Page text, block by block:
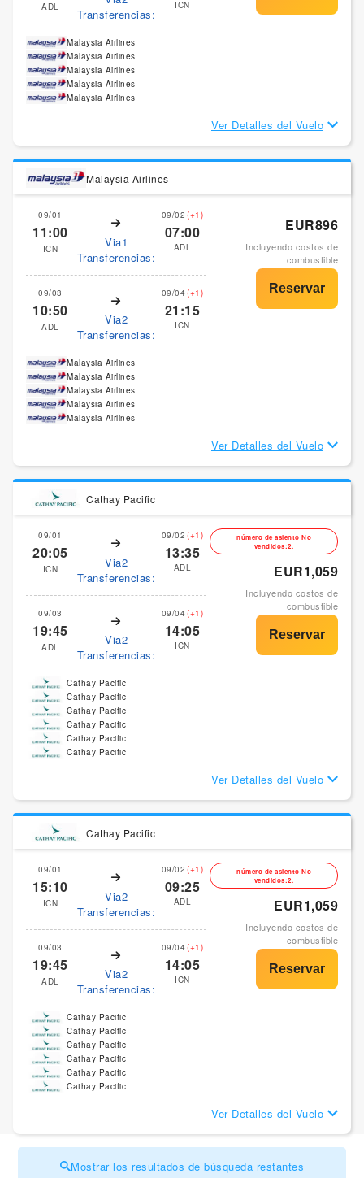
ADL
Transferencias:
ICN
Malaysia Airlines
Malaysia Airlines
Malaysia Airlines
Malaysia Airlines
Malaysia Airlines
Ver Detalles del Vuelo
Malaysia Airlines
09/01
11:00
ICN
Via1
Transferencias:
09/02 (+1)
07:00
ADL
09/03
10:50
ADL
Via2
Transferencias:
09/04(+1)
21:15
ICN
EUR896
Incluyendo costos de
combustible
Malaysia Airlines
Malaysia Airlines
Malaysia Airlines
Malaysia Airlines
Malaysia Airlines
Ver Detalles del Vuelo
Cathay Pacific
09/01
20:05
ICN
Via2
Transferencias:
09/02 (+1)
13:35
ADL
09/03
19:45
ADL
Via2
Transferencias:
09/04(+1)
14:05
ICN
número de asiento No
vendidos:2.
EUR1,059
Incluyendo costos de
combustible
Cathay Pacific
Cathay Pacific
Cathay Pacific
Cathay Pacific
Cathay Pacific
Cathay Pacific
Ver Detalles del Vuelo
Cathay Pacific
09/01
15:10
ICN
Via2
Transferencias:
09/02 (+1)
09:25
ADL
09/03
19:45
ADL
Via2
Transferencias:
09/04(+1)
14:05
ICN
número de asiento No
vendidos:2.
EUR1,059
Incluyendo costos de
combustible
Cathay Pacific
Cathay Pacific
Cathay Pacific
Cathay Pacific
Cathay Pacific
Cathay Pacific
Ver Detalles del Vuelo
Mostrar los resultados de búsqueda restantes